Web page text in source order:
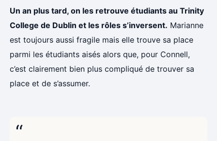
Un an plus tard, on les retrouve étudiants au Trinity
College de Dublin et les rôles s’inversent. Marianne
est toujours aussi fragile mais elle trouve sa place
parmi les étudiants aisés alors que, pour Connell,
c’est clairement bien plus compliqué de trouver sa
place et de s’assumer.